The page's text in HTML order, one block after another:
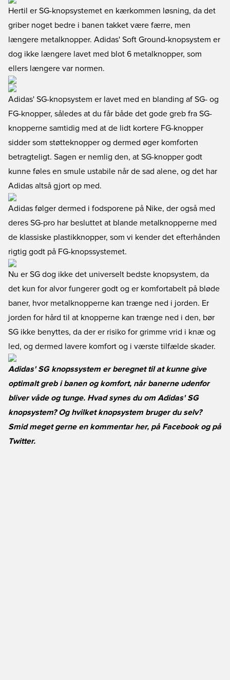
Hertil er SG-knopsystemet en kærkommen løsning, da det
griber noget bedre i banen takket være færre, men
længere metalknopper. Adidas' Soft Ground-knopsystem er
dog ikke længere lavet med blot 6 metalknopper, som
ellers længere var normen.
Adidas' SG-knopsystem er lavet med en blanding af SG- og
FG-knopper, således at du får både det gode greb fra SG-
knopperne samtidig med at de lidt kortere FG-knopper
sidder som støtteknopper og dermed øger komforten
betragteligt. Sagen er nemlig den, at SG-knopper godt
kunne føles en smule ustabile når de sad alene, og det har
Adidas altså gjort op med.
Adidas følger dermed i fodsporene på Nike, der også med
deres SG-pro har besluttet at blande metalknopperne med
de klassiske plastikknopper, som vi kender det efterhånden
rigtig godt på FG-knopssystemet.
Nu er SG dog ikke det universelt bedste knopsystem, da
det kun for alvor fungerer godt og er komfortabelt på bløde
baner, hvor metalknopperne kan trænge ned i jorden. Er
jorden for hård til at knopperne kan trænge ned i den, bør
SG ikke benyttes, da der er risiko for grimme vrid i knæ og
led, og dermed lavere komfort og i værste tilfælde skader.
Adidas' SG knopssystem er beregnet til at kunne give
optimalt greb i banen og komfort, når banerne udenfor
bliver våde og tunge. Hvad synes du om Adidas' SG
knopsystem? Og hvilket knopsystem bruger du selv?
Smid meget gerne en kommentar her, på Facebookog på
Twitter.